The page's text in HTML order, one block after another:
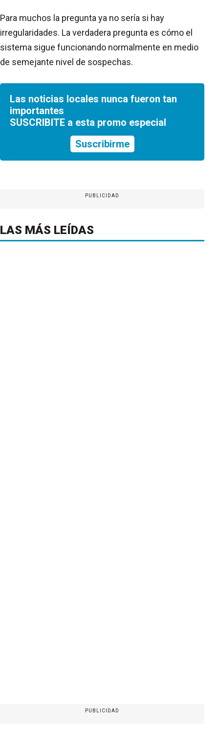
Para muchos la pregunta ya no sería si hay
irregularidades. La verdadera pregunta es cómo el
sistema sigue funcionando normalmente en medio
de semejante nivel de sospechas.
Las noticias locales nunca fueron tan
importantes
SUSCRIBITE a esta promo especial
Suscribirme
PUBLICIDAD
LAS MÁS LEÍDAS
PUBLICIDAD